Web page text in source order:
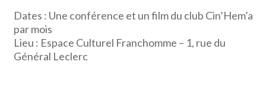
Dates : Une conférence et un film du club Cin’Hem’a
par mois
Lieu : Espace Culturel Franchomme – 1, rue du
Général Leclerc